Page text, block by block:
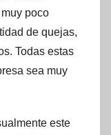
poco
de quejas,
Todas estas
sea muy
este